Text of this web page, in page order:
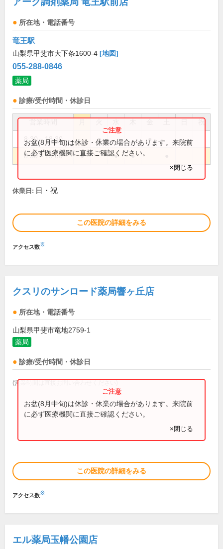
所在地・電話番号
竜王駅
山梨県甲斐市大下条1600-4 [地図]
055-288-0846
薬局
診療/受付時間・休診日
祝
8:30～18:30 ● ●
8:30～19:00 ● ● ●
お盆(8月中旬)は休診・休業の場合があります。来院前
に必ず医療機関に直接ご確認ください。
×閉じる
休業日: 日・祝
この医院の詳細をみる
アクセス数※
クスリのサンロード薬局響ヶ丘店
所在地・電話番号
山梨県甲斐市竜地2759-1
薬局
診療/受付時間・休診日
(営業時間は直接お問い合わせください)
お盆(8月中旬)は休診・休業の場合があります。来院前
に必ず医療機関に直接ご確認ください。
×閉じる
この医院の詳細をみる
アクセス数※
エル薬局玉幡公園店